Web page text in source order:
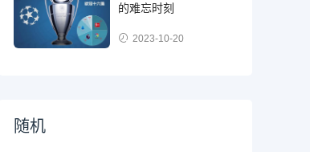
的难忘时刻
2023-10-20
随机